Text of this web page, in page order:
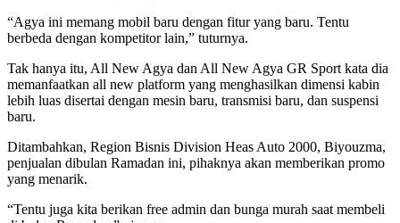
“Agya ini memang mobil baru dengan fitur yang baru. Tentu
berbeda dengan kompetitor lain,” tuturnya.
Tak hanya itu, All New Agya dan All New Agya GR Sport kata dia
memanfaatkan all new platform yang menghasilkan dimensi kabin
lebih luas disertai dengan mesin baru, transmisi baru, dan suspensi
baru.
Ditambahkan, Region Bisnis Division Heas Auto 2000, Biyouzma,
penjualan dibulan Ramadan ini, pihaknya akan memberikan promo
yang menarik.
“Tentu juga kita berikan free admin dan bunga murah saat membeli